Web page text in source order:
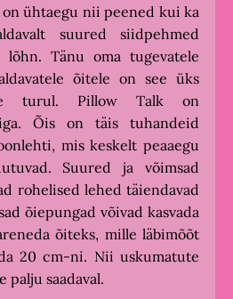
ühtaegu nii peened kui ka
suured siidpehmed
lõhn. Tänu oma tugevatele
õitele on see üks
turul. Pillow Talk on
Õis on täis tuhandeid
mis keskelt peaaegu
Suured ja võimsad
rohelised lehed täiendavad
õiepungad võivad kasvada
õiteks, mille läbimõõt
20 cm-ni. Nii uskumatute
palju saadaval.